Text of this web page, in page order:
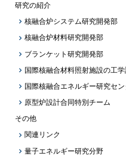
研究の紹介
核融合炉システム研究開発部
核融合炉材料研究開発部
ブランケット研究開発部
国際核融合材料照射施設の工
国際核融合エネルギー研究セン
原型炉設計合同特別チーム
その他
関連リンク
量子エネルギー研究分野